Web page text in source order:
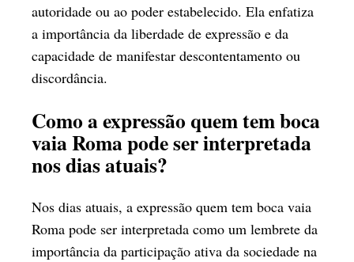
autoridade ou ao poder estabelecido. Ela enfatiza
a importância da liberdade de expressão e da
capacidade de manifestar descontentamento ou
discordância.
Como a expressão quem tem boca
vaia Roma pode ser interpretada
nos dias atuais?
Nos dias atuais, a expressão quem tem boca vaia
Roma pode ser interpretada como um lembrete da
importância da participação ativa da sociedade na